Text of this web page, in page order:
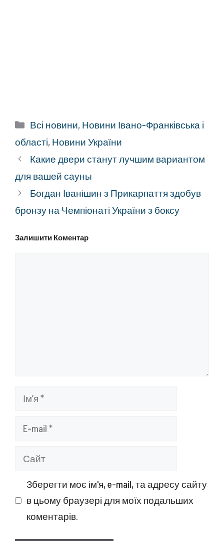
Категорії
Всі новини, Новини Івано-Франківська і
області, Новини України
Какие двери станут лучшим вариантом
для вашей сауны
Богдан Іванішин з Прикарпаття здобув
бронзу на Чемпіонаті України з боксу
Залишити Коментар
Ім’я
Сайт
Зберегти моє ім'я, e-mail, та адресу сайту
в цьому браузері для моїх подальших
коментарів.